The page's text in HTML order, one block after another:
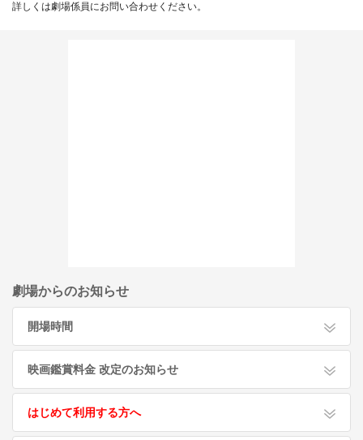
詳しくは劇場係員にお問い合わせください。
劇場からのお知らせ
開場時間
映画鑑賞料金 改定のお知らせ
はじめて利用する方へ